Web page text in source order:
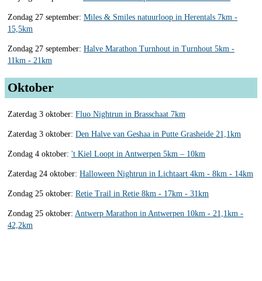
Zondag 27 september: Miles & Smiles natuurloop in Herentals 7km -
15,5km
Zondag 27 september: Halve Marathon Turnhout in Turnhout 5km -
11km - 21km
Oktober
Zaterdag 3 oktober: Fluo Nightrun in Brasschaat 7km
Zaterdag 3 oktober: Den Halve van Geshaa in Putte Grasheide 21,1km
Zondag 4 oktober: 't Kiel Loopt in Antwerpen 5km – 10km
Zaterdag 24 oktober: Halloween Nightrun in Lichtaart 4km - 8km - 14km
Zondag 25 oktober: Retie Trail in Retie 8km - 17km - 31km
Zondag 25 oktober: Antwerp Marathon in Antwerpen 10km - 21,1km -
42,2km